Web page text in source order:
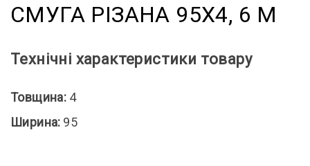
СМУГА РІЗАНА 95Х4, 6 М
Технічні характеристики товару
Товщина: 4
Ширина: 95